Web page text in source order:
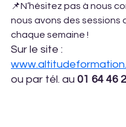
📌N’hésitez pas à nous
nous avons des sessions
chaque semaine !
Sur le site :
ou par tél. au 01 64 46